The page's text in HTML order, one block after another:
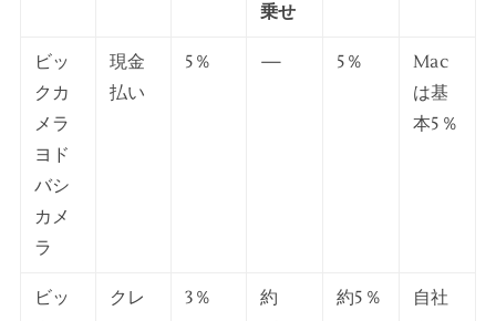
乗せ
ビッ
クカ
メラ
ヨド
バシ
カメ
ラ
現金
払い
5％ — 5％
Mac
は基
本5％
ビッ
クレ
3％
約
約5％
自社